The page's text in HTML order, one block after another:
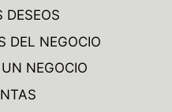
DESEOS
DEL NEGOCIO
NEGOCIO